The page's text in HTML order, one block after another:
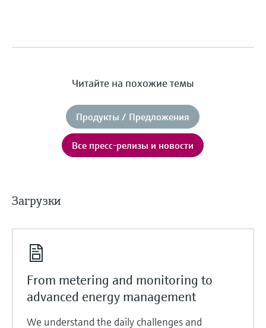
Читайте на похожие темы
Продукты / Предложения
Все пресс-релизы и новости
Загрузки
From metering and monitoring to
advanced energy management
We understand the daily challenges and